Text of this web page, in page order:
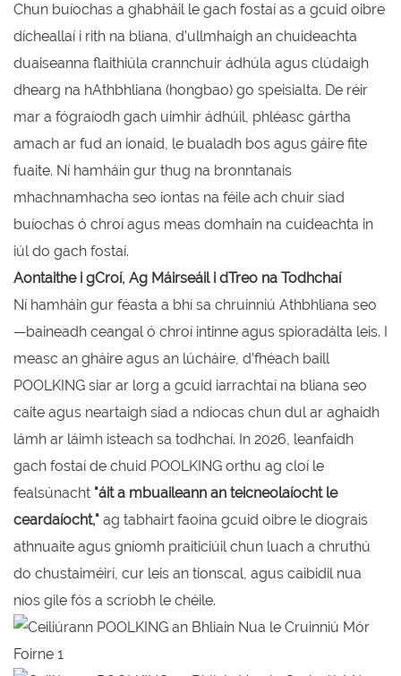
Chun buíochas a ghabháil le gach fostaí as a gcuid oibre
dícheallaí i rith na bliana, d’ullmhaigh an chuideachta
duaiseanna flaithiúla crannchuir ádhúla agus clúdaigh
dhearg na hAthbhliana (hongbao) go speisialta. De réir
mar a fógraíodh gach uimhir ádhúil, phléasc gártha
amach ar fud an ionaid, le bualadh bos agus gáire fite
fuaite. Ní hamháin gur thug na bronntanais
mhachnamhacha seo iontas na féile ach chuir siad
buíochas ó chroí agus meas domhain na cuideachta in
iúl do gach fostaí.
Aontaithe i gCroí, Ag Máirseáil i dTreo na Todhchaí
Ní hamháin gur féasta a bhí sa chruinniú Athbhliana seo
—baineadh ceangal ó chroí intinne agus spioradálta leis. I
measc an gháire agus an lúcháire, d’fhéach baill
POOLKING siar ar lorg a gcuid iarrachtaí na bliana seo
caite agus neartaigh siad a ndíocas chun dul ar aghaidh
lámh ar láimh isteach sa todhchaí. In 2026, leanfaidh
gach fostaí de chuid POOLKING orthu ag cloí le
fealsúnacht "áit a mbuaileann an teicneolaíocht le
ceardaíocht," ag tabhairt faoina gcuid oibre le díograis
athnuaite agus gníomh praiticiúil chun luach a chruthú
do chustaiméirí, cur leis an tionscal, agus caibidil nua
níos gile fós a scríobh le chéile.